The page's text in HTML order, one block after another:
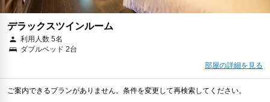
デラックスツインルーム
利用人数 5名
ダブルベッド 2台
部屋の詳細を見る
ご案内できるプランがありません。条件を変更して再検索してください。